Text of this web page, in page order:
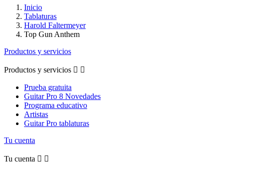
Inicio
Tablaturas
Harold Faltermeyer
Top Gun Anthem
Productos y servicios
Productos y servicios  
Prueba gratuita
Guitar Pro 8 Novedades
Programa educativo
Artistas
Guitar Pro tablaturas
Tu cuenta
Tu cuenta  